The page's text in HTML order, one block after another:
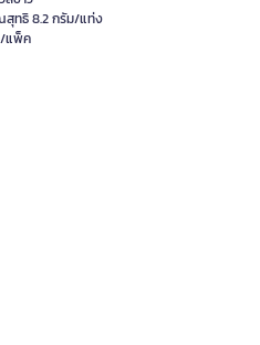
ทธิ 8.2 กรัม/แท่ง
แพ็ค